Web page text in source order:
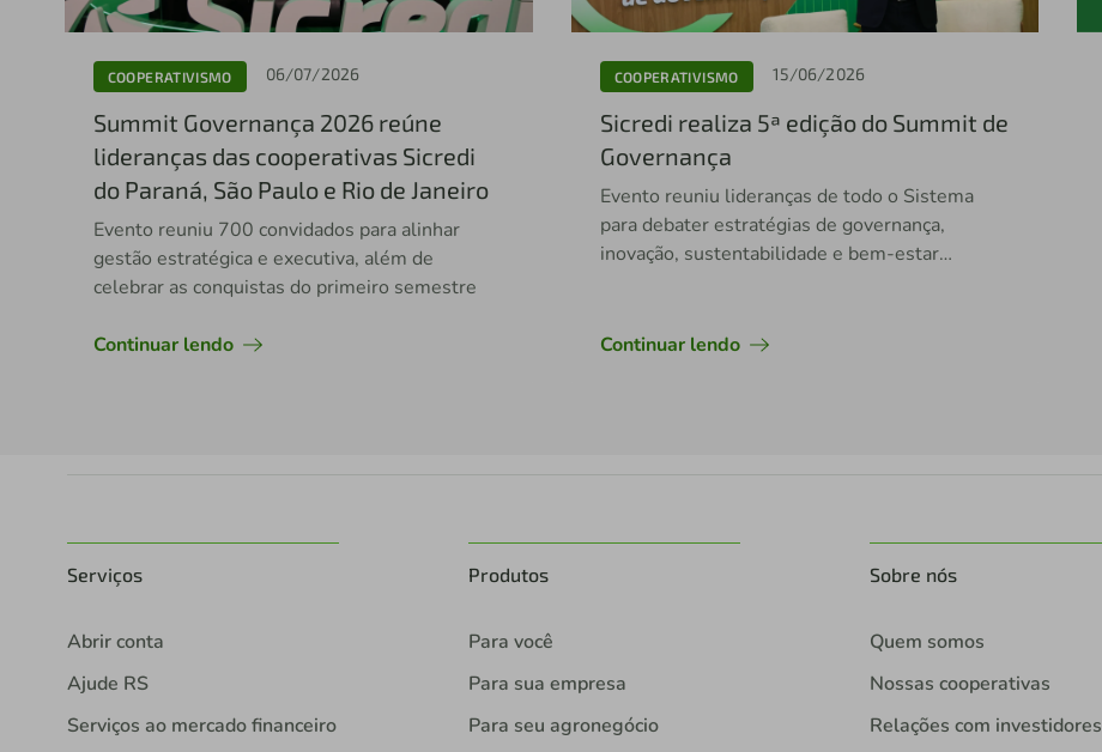
COOPERATIVISMO 06/07/2026
Summit Governança 2026 reúne
lideranças das cooperativas Sicredi
do Paraná, São Paulo e Rio de Janeiro
Evento reuniu 700 convidados para alinhar
gestão estratégica e executiva, além de
celebrar as conquistas do primeiro semestre
Continuar lendo
COOPERATIVISMO 15/06/2026
Sicredi realiza 5ª edição do Summit de
Governança
Evento reuniu lideranças de todo o Sistema
para debater estratégias de governança,
inovação, sustentabilidade e bem-estar
Continuar lendo
Serviços
Abrir conta
Ajude RS
Serviços ao mercado financeiro
Produtos
Para você
Para sua empresa
Para seu agronegócio
Sobre nós
Quem somos
Nossas cooperativas
Relações com investidores